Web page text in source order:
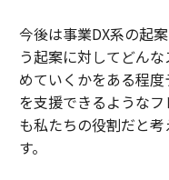
今後は事業DX系の起
う起案に対してどん
めていくかをある程
を支援できるような
も私たちの役割だと
す。